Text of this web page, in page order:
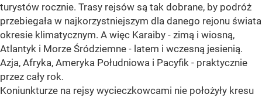
turystów rocznie. Trasy rejsów są tak dobrane, by podróż
przebiegała w najkorzystniejszym dla danego rejonu świata
okresie klimatycznym. A więc Karaiby - zimą i wiosną,
Atlantyk i Morze Śródziemne - latem i wczesną jesienią.
Azja, Afryka, Ameryka Południowa i Pacyfik - praktycznie
przez cały rok.
Koniunkturze na rejsy wycieczkowcami nie położyły kresu